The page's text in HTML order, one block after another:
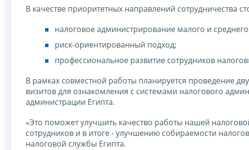
В качестве приоритетных направлений сотрудничества
налоговое администрирование малого и
риск-ориентированный подход;
профессиональное развитие сотрудников
В рамках совместной работы планируется проведение
визитов для ознакомления с системами налогового
администрации Египта.
«Это поможет улучшить качество работы нашей
сотрудников и в итоге - улучшению собираемости
налоговой службы Египта.